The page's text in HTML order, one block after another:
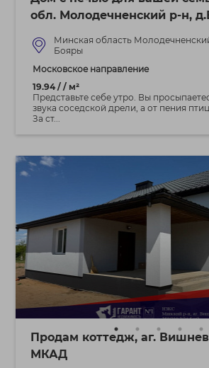
обл. Молодечненский р-н,
Минская область
Бояры
Московское направление
19.94 / / м²
Представьте себе утро. Вы
звука соседской дрели, а от пения
За ст...
Продам коттедж, аг.
МКАД